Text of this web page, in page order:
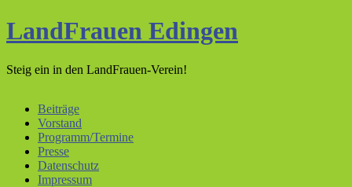
LandFrauen Edingen
Steig ein in den LandFrauen-Verein!
Beiträge
Vorstand
Programm/Termine
Presse
Datenschutz
Impressum